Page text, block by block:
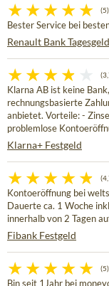
(5)
Bester Service bei
Renault Bank Tagesgeld
Klarna AB ist keine
rechnungsbasierte
anbietet. Vorteile: -
problemlose
Klarna+ Festgeld
Kontoeröffnung bei
Dauerte ca. 1 Woche
innerhalb von 2 Tagen
Fibank Festgeld
(5)
Bin seit 1Jahr bei